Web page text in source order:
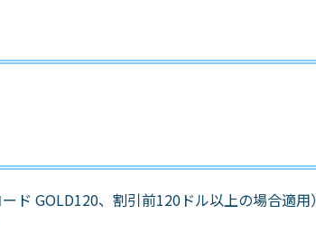
GOLD120、割引前120ドル以上の場合適用）